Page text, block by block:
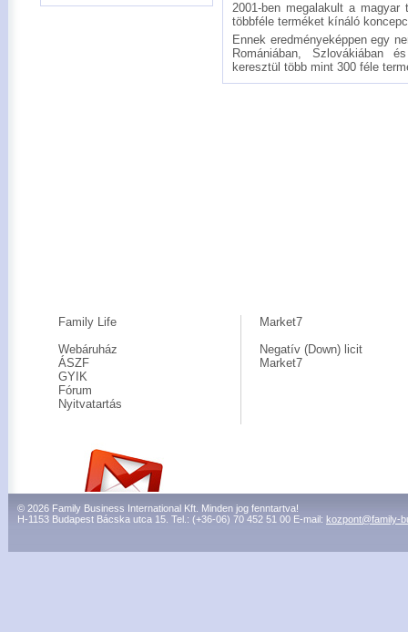
2001-ben megalakult a
többféle terméket kínáló
Ennek eredményeképpen egy
Romániában, Szlovákiában
keresztül több mint 300 féle
Family Life
Webáruház
ÁSZF
GYIK
Fórum
Nyitvatartás
Market7
Negatív (Down) licit
Market7
© 2026 Family Business International Kft. Minden jog fenntartva!
H-1153 Budapest Bácska utca 15. Tel.: (+36-06) 70 452 51 00 E-mail: kozpont@family-